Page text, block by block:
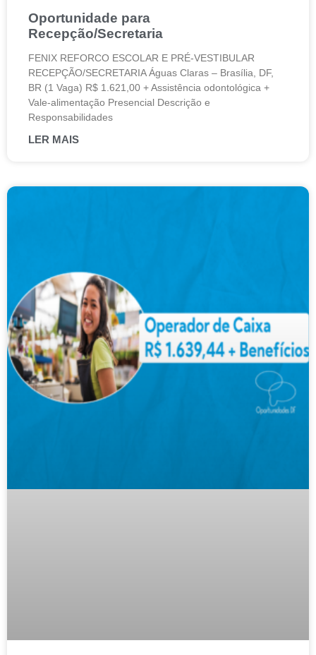
Oportunidade para
Recepção/Secretaria
FENIX REFORCO ESCOLAR E PRÉ-VESTIBULAR
RECEPÇÃO/SECRETARIA Águas Claras – Brasília, DF,
BR (1 Vaga) R$ 1.621,00 + Assistência odontológica +
Vale-alimentação Presencial Descrição e
Responsabilidades
LER MAIS